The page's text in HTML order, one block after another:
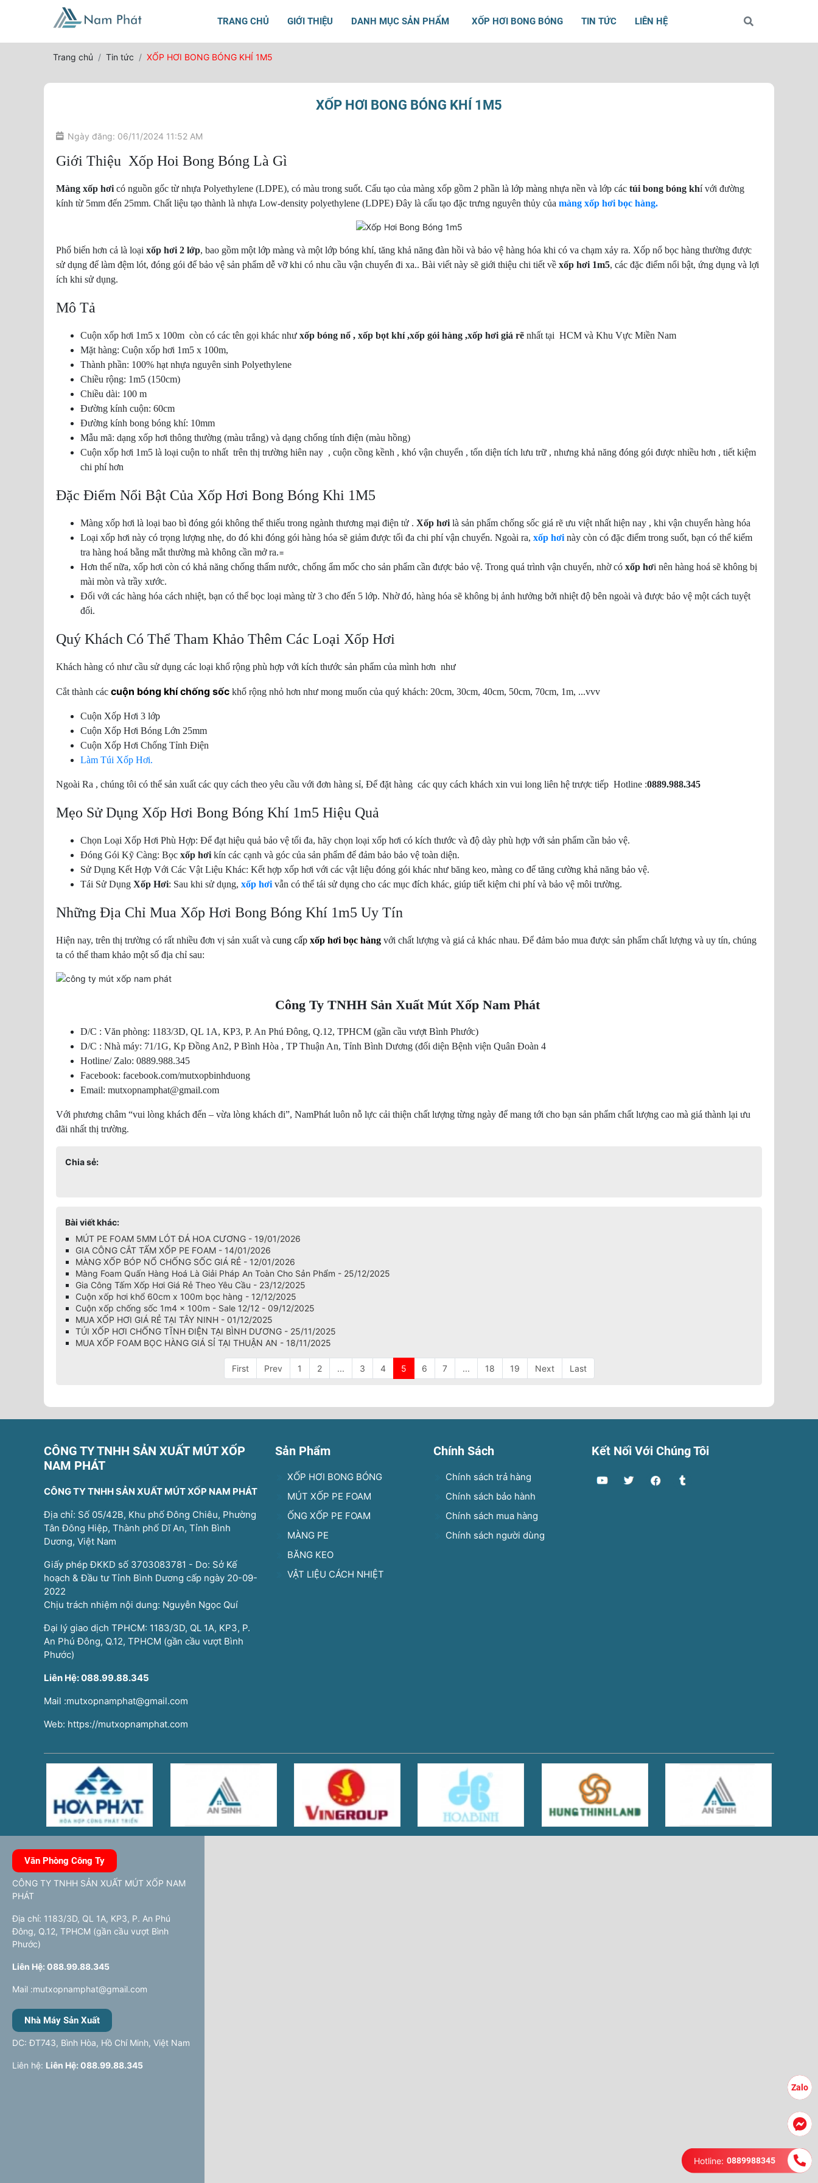
TRANG CHỦ GIỚI THIỆU DANH MỤC SẢN PHẨM XỐP HƠI BONG BÓNG TIN TỨC LIÊN HỆ
Trang chủ Tin tức XỐP HƠI BONG BÓNG KHÍ 1M5
XỐP HƠI BONG BÓNG KHÍ 1M5
Ngày đăng: 06/11/2024 11:52 AM
Giới Thiệu Xốp Hoi Bong Bóng Là Gì
Màng xốp hơi có nguồn gốc từ nhựa Polyethylene (LDPE), có màu trong suốt. Cấu tạo của màng xốp gồm 2 phần là lớp màng nhựa nền và lớp các túi bong bóng khí với đường
kính từ 5mm đến 25mm. Chất liệu tạo thành là nhựa Low-density polyethylene (LDPE) Đây là cấu tạo đặc trưng nguyên thủy của màng xốp hơi bọc hàng.
Phổ biến hơn cả là loại xốp hơi 2 lớp, bao gồm một lớp màng và một lớp bóng khí, tăng khả năng đàn hồi và bảo vệ hàng hóa khi có va chạm xảy ra. Xốp nổ bọc hàng thường được
sử dụng để làm đệm lót, đóng gói để bảo vệ sản phẩm dễ vỡ khi có nhu cầu vận chuyển đi xa.. Bài viết này sẽ giới thiệu chi tiết về xốp hơi 1m5, các đặc điểm nổi bật, ứng dụng và lợi
ích khi sử dụng.
Mô Tả
Cuộn xốp hơi 1m5 x 100m còn có các tên gọi khác như xốp bóng nổ , xốp bọt khí ,xốp gói hàng ,xốp hơi giá rẽ nhất tại HCM và Khu Vực Miền Nam
Mặt hàng: Cuộn xốp hơi 1m5 x 100m,
Thành phần: 100% hạt nhựa nguyên sinh Polyethylene
Chiều rộng: 1m5 (150cm)
Chiều dài: 100 m
Đường kính cuộn: 60cm
Đường kính bong bóng khí: 10mm
Mẫu mã: dạng xốp hơi thông thường (màu trắng) và dạng chống tính điện (màu hồng)
Cuộn xốp hơi 1m5 là loại cuộn to nhất trên thị trường hiên nay , cuộn cồng kềnh , khó vận chuyển , tốn diện tích lưu trữ , nhưng khả năng đóng gói được nhiều hơn , tiết kiệm
chi phí hơn
Đặc Điểm Nổi Bật Của Xốp Hơi Bong Bóng Khi 1M5
Màng xốp hơi là loại bao bì đóng gói không thể thiếu trong ngành thương mại điện tử . Xốp hơi là sản phẩm chống sốc giá rẽ ưu việt nhất hiện nay , khi vận chuyển hàng hóa
Loại xốp hơi này có trọng lượng nhẹ, do đó khi đóng gói hàng hóa sẽ giảm được tối đa chi phí vận chuyển. Ngoài ra, xốp hơi này còn có đặc điểm trong suốt, bạn có thể kiểm
tra hàng hoá bằng mắt thường mà không cần mở ra.=
Hơn thế nữa, xốp hơi còn có khả năng chống thấm nước, chống ẩm mốc cho sản phẩm cần được bảo vệ. Trong quá trình vận chuyển, nhờ có xốp hơi nên hàng hoá sẽ không bị
mài mòn và trầy xước.
Đối với các hàng hóa cách nhiệt, bạn có thể bọc loại màng từ 3 cho đến 5 lớp. Nhờ đó, hàng hóa sẽ không bị ảnh hưởng bởi nhiệt độ bên ngoài và được bảo vệ một cách tuyệt
đối.
Quý Khách Có Thể Tham Khảo Thêm Các Loại Xốp Hơi
Khách hàng có như cầu sử dụng các loại khổ rộng phù hợp với kích thước sản phẩm của mình hơn như
Cắt thành các cuộn bóng khí chống sốc khổ rộng nhỏ hơn như mong muốn của quý khách: 20cm, 30cm, 40cm, 50cm, 70cm, 1m, ...vvv
Cuộn Xốp Hơi 3 lớp
Cuộn Xốp Hơi Bóng Lớn 25mm
Cuộn Xốp Hơi Chống Tỉnh Điện
Làm Túi Xốp Hơi.
Ngoài Ra , chúng tôi có thể sản xuất các quy cách theo yêu cầu với đơn hàng sỉ, Để đặt hàng các quy cách khách xin vui long liên hệ trược tiếp Hotline :0889.988.345
Mẹo Sử Dụng Xốp Hơi Bong Bóng Khí 1m5 Hiệu Quả
Chọn Loại Xốp Hơi Phù Hợp: Để đạt hiệu quả bảo vệ tối đa, hãy chọn loại xốp hơi có kích thước và độ dày phù hợp với sản phẩm cần bảo vệ.
Đóng Gói Kỹ Càng: Bọc xốp hơi kín các cạnh và góc của sản phẩm để đảm bảo bảo vệ toàn diện.
Sử Dụng Kết Hợp Với Các Vật Liệu Khác: Kết hợp xốp hơi với các vật liệu đóng gói khác như băng keo, màng co để tăng cường khả năng bảo vệ.
Tái Sử Dụng Xốp Hơi: Sau khi sử dụng, xốp hơi vẫn có thể tái sử dụng cho các mục đích khác, giúp tiết kiệm chi phí và bảo vệ môi trường.
Những Địa Chỉ Mua Xốp Hơi Bong Bóng Khí 1m5 Uy Tín
Hiện nay, trên thị trường có rất nhiều đơn vị sản xuất và cung cấp xốp hơi bọc hàng với chất lượng và giá cả khác nhau. Để đảm bảo mua được sản phẩm chất lượng và uy tín, chúng
ta có thể tham khảo một số địa chỉ sau:
Công Ty TNHH Sản Xuất Mút Xốp Nam Phát
D/C : Văn phòng: 1183/3D, QL 1A, KP3, P. An Phú Đông, Q.12, TPHCM (gần cầu vượt Bình Phước)
D/C : Nhà máy: 71/1G, Kp Đồng An2, P Bình Hòa , TP Thuận An, Tỉnh Bình Dương (đối diện Bệnh viện Quân Đoàn 4
Hotline/ Zalo: 0889.988.345
Facebook: facebook.com/mutxopbinhduong
Email: mutxopnamphat@gmail.com
Với phương châm “vui lòng khách đến – vừa lòng khách đi”, NamPhát luôn nỗ lực cải thiện chất lượng từng ngày để mang tới cho bạn sản phẩm chất lượng cao mà giá thành lại ưu
đãi nhất thị trường.
Chia sẻ:
Bài viết khác:
MÚT PE FOAM 5MM LÓT ĐÁ HOA CƯƠNG - 19/01/2026
GIA CÔNG CẮT TẤM XỐP PE FOAM - 14/01/2026
MÀNG XỐP BÓP NỔ CHỐNG SỐC GIÁ RẺ - 12/01/2026
Màng Foam Quấn Hàng Hoá Là Giải Pháp An Toàn Cho Sản Phẩm - 25/12/2025
Gia Công Tấm Xốp Hơi Giá Rẻ Theo Yêu Cầu - 23/12/2025
Cuộn xốp hơi khổ 60cm x 100m bọc hàng - 12/12/2025
Cuộn xốp chống sốc 1m4 x 100m - Sale 12/12 - 09/12/2025
MUA XỐP HƠI GIÁ RẺ TẠI TÂY NINH - 01/12/2025
TÚI XỐP HƠI CHỐNG TĨNH ĐIỆN TẠI BÌNH DƯƠNG - 25/11/2025
MUA XỐP FOAM BỌC HÀNG GIÁ SỈ TẠI THUẬN AN - 18/11/2025
First Prev 1 2 ... 3 4 5 6 7 ... 18 19 Next Last
CÔNG TY TNHH SẢN XUẤT MÚT XỐP
NAM PHÁT
CÔNG TY TNHH SẢN XUẤT MÚT XỐP NAM PHÁT
Địa chỉ: Số 05/42B, Khu phố Đông Chiêu, Phường
Tân Đông Hiệp, Thành phố Dĩ An, Tỉnh Bình
Dương, Việt Nam
Giấy phép ĐKKD số 3703083781 - Do: Sở Kế
hoạch & Đầu tư Tỉnh Bình Dương cấp ngày 20-09-
2022
Chịu trách nhiệm nội dung: Nguyễn Ngọc Quí
Đại lý giao dịch TPHCM: 1183/3D, QL 1A, KP3, P.
An Phú Đông, Q.12, TPHCM (gần cầu vượt Bình
Phước)
Liên Hệ: 088.99.88.345
Mail :mutxopnamphat@gmail.com
Web: https://mutxopnamphat.com
Sản Phẩm
XỐP HƠI BONG BÓNG
MÚT XỐP PE FOAM
ỐNG XỐP PE FOAM
MÀNG PE
BĂNG KEO
VẬT LIỆU CÁCH NHIỆT
Chính Sách
Chính sách trả hàng
Chính sách bảo hành
Chính sách mua hàng
Chính sách người dùng
Kết Nối Với Chúng Tôi
Văn Phòng Công Ty
CÔNG TY TNHH SẢN XUẤT MÚT XỐP NAM
PHÁT
Địa chỉ: 1183/3D, QL 1A, KP3, P. An Phú
Đông, Q.12, TPHCM (gần cầu vượt Bình
Phước)
Liên Hệ: 088.99.88.345
Mail :mutxopnamphat@gmail.com
Nhà Máy Sản Xuất
DC: ĐT743, Bình Hòa, Hồ Chí Minh, Việt Nam
Liên hệ: Liên Hệ: 088.99.88.345
Zalo
Hotline: 0889988345